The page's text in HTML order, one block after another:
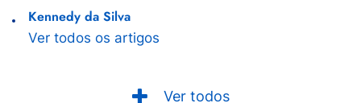
Kennedy da Silva
Ver todos os artigos
Ver todos